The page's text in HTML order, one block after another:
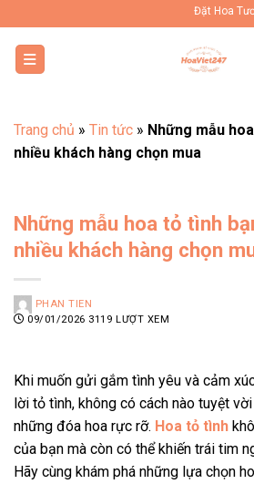
qua
dung
Đặt Hoa Tươi Online Uy Tín Toàn Quốc
Trang chủ » Tin tức » Những mẫu
nhiều khách hàng chọn mua
Những mẫu hoa tỏ tình
nhiều khách hàng chọn
PHAN TIEN
09/01/2026 3119 LƯỢT XEM
Khi muốn gửi gắm tình yêu và cảm
lời tỏ tình, không có cách nào tuyệt
những đóa hoa rực rỡ. Hoa tỏ tình
của bạn mà còn có thể khiến trái tim
Hãy cùng khám phá những lựa chọn